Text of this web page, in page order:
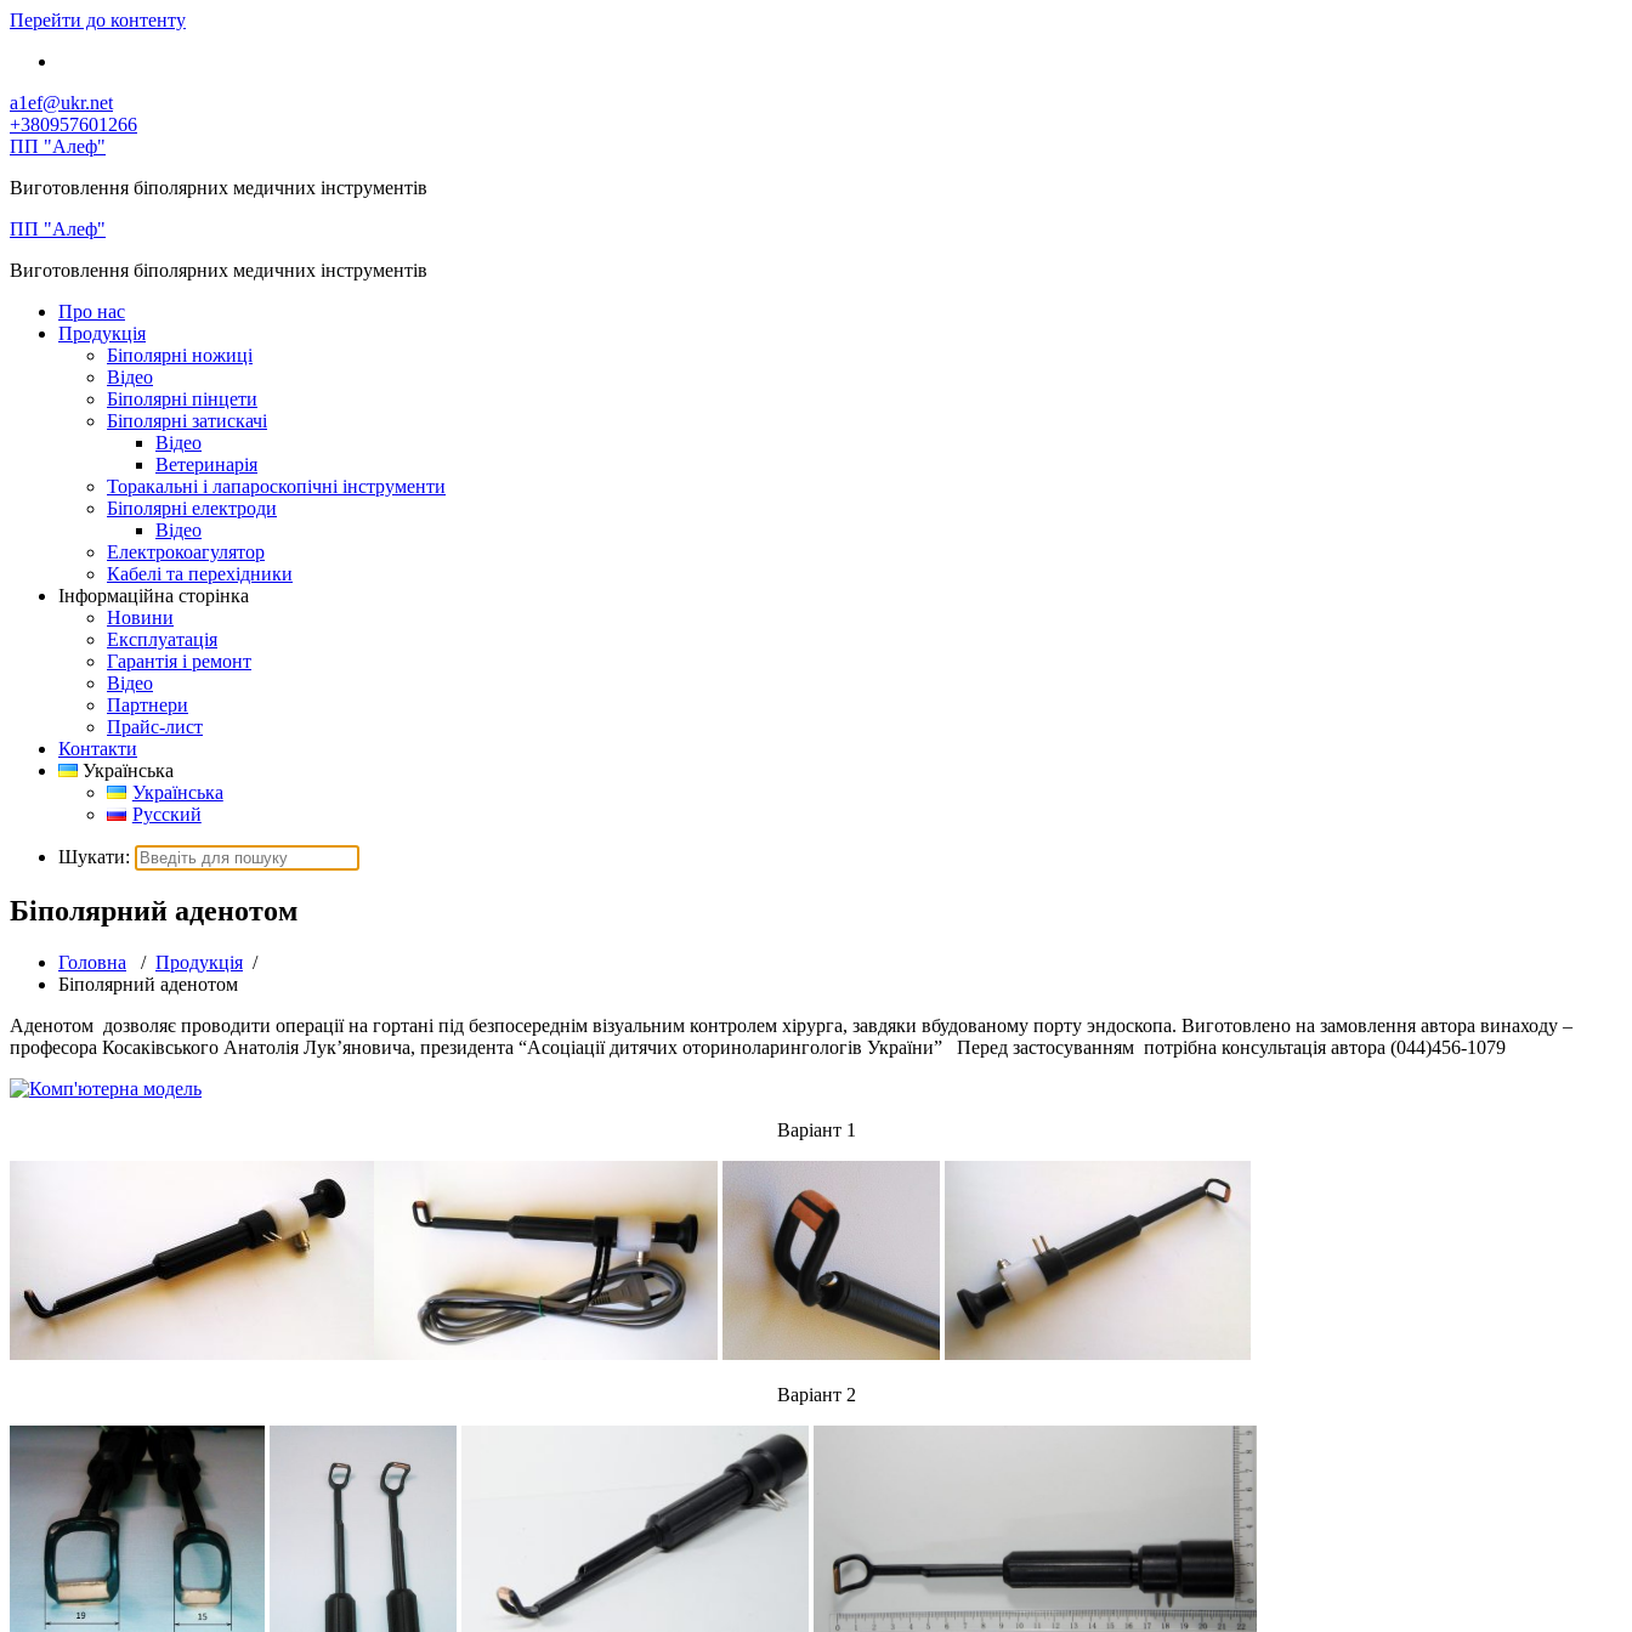
Перейти до контенту
a1ef@ukr.net
+380957601266
ПП "Алеф"
Виготовлення біполярних медичних інструментів
ПП "Алеф"
Виготовлення біполярних медичних інструментів
Про нас
Продукція
Біполярні ножиці
Відео
Біполярні пінцети
Біполярні затискачі
Відео
Ветеринарія
Торакальні і лапароскопічні інструменти
Біполярні електроди
Відео
Електрокоагулятор
Кабелі та перехідники
Інформаційна сторінка
Новини
Експлуатація
Гарантія і ремонт
Відео
Партнери
Прайс-лист
Контакти
Українська
Українська
Русский
Шукати:
Біполярний аденотом
Головна / Продукція /
Біполярний аденотом
Аденотом дозволяє проводити операції на гортані під безпосереднім візуальним контролем хірурга, завдяки вбудованому порту эндоскопа. Виготовлено на замовлення автора винаходу –
професора Косаківського Анатолія Лук’яновича, президента “Асоціації дитячих оториноларингологів України” Перед застосуванням потрібна консультація автора (044)456-1079
Варіант 1
Варіант 2